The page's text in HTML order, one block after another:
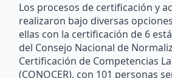
Los procesos de certificación y
realizaron bajo diversas
ellas con la certificación de 6
del Consejo Nacional de
Certificación de Competencias
(CONOCER), con 101 personas